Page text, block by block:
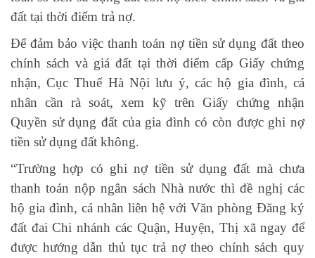
đất tại thời điểm trả nợ.
Để đảm bảo việc thanh toán nợ tiền sử dụng đất theo
chính sách và giá đất tại thời điểm cấp Giấy chứng
nhận, Cục Thuế Hà Nội lưu ý, các hộ gia đình, cá
nhân cần rà soát, xem kỹ trên Giấy chứng nhận
Quyền sử dụng đất của gia đình có còn được ghi nợ
tiền sử dụng đất không.
“Trường hợp có ghi nợ tiền sử dụng đất mà chưa
thanh toán nộp ngân sách Nhà nước thì đề nghị các
hộ gia đình, cá nhân liên hệ với Văn phòng Đăng ký
đất đai Chi nhánh các Quận, Huyện, Thị xã ngay để
được hướng dẫn thủ tục trả nợ theo chính sách quy